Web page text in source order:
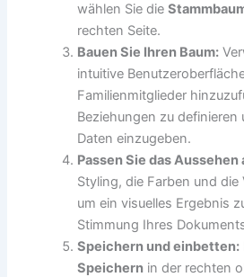
wählen Sie die
rechten Seite.
Bauen Sie Ihren Baum:
intuitive
Familienmitglieder
Beziehungen zu
Daten einzugeben.
Passen Sie das Aussehen
Styling, die Farben und
um ein visuelles Ergebnis
Stimmung Ihres
Speichern und einbetten:
Speichern in der rechten